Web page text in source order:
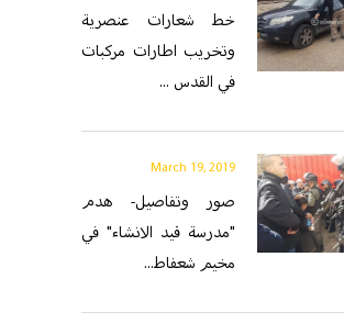
خط شعارات عنصرية
وتخريب اطارات مركبات
في القدس ...
March 19, 2019
صور وتفاصيل- هدم
"مدرسة قيد الانشاء" في
مخيم شعفاط...